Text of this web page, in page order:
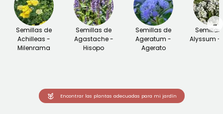
Semillas de
Achilleas -
Milenrama
Semillas de
Agastache -
Hisopo
Semillas de
Ageratum -
Agerato
Semillas
Alyssum -
→
Encontrar las plantas adecuadas para mi jardín